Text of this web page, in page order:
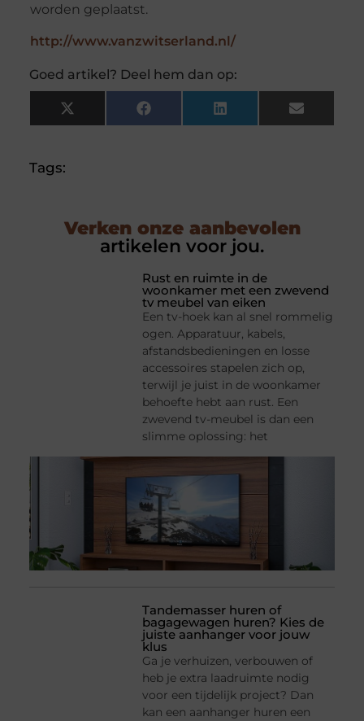
worden geplaatst.
http://www.vanzwitserland.nl/
Goed artikel? Deel hem dan op:
X
(Twitter)
Facebook LinkedIn Email
Tags:
Verken onze aanbevolen
artikelen voor jou.
Rust en ruimte in de
woonkamer met een zwevend
tv meubel van eiken
Een tv-hoek kan al snel rommelig
ogen. Apparatuur, kabels,
afstandsbedieningen en losse
accessoires stapelen zich op,
terwijl je juist in de woonkamer
behoefte hebt aan rust. Een
zwevend tv-meubel is dan een
slimme oplossing: het
Tandemasser huren of
bagagewagen huren? Kies de
juiste aanhanger voor jouw
klus
Ga je verhuizen, verbouwen of
heb je extra laadruimte nodig
voor een tijdelijk project? Dan
kan een aanhanger huren een